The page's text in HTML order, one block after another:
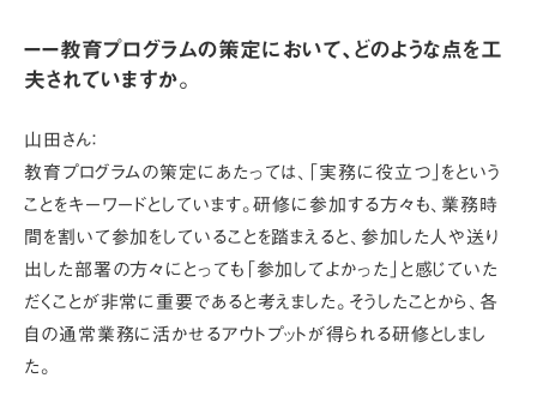
ーー教育プログラムの策定において、どのような点を工
夫されていますか。
山田さん：
教育プログラムの策定にあたっては、「実務に役立つ」をという
ことをキーワードとしています。研修に参加する方々も、業務時
間を割いて参加をしていることを踏まえると、参加した人や送り
出した部署の方々にとっても「参加してよかった」と感じていた
だくことが非常に重要であると考えました。そうしたことから、各
自の通常業務に活かせるアウトプットが得られる研修としまし
た。